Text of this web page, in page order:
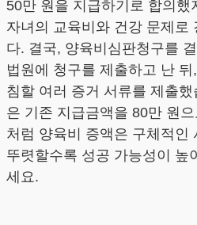
50만 원을 지급하기로 합의했
자녀의 교육비와 건강 문제로
다. 결국, 양육비심판청구를
법원에 청구를 제출하고 난
침할 여러 증거 서류를 제출
은 기존 지급금액을 80만 원
처럼 양육비 증액은 구체적인
뚜렷할수록 성공 가능성이 높
세요.